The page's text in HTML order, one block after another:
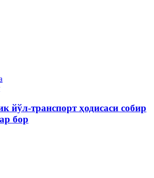
йўл-транспорт ҳодисаси собир
бор